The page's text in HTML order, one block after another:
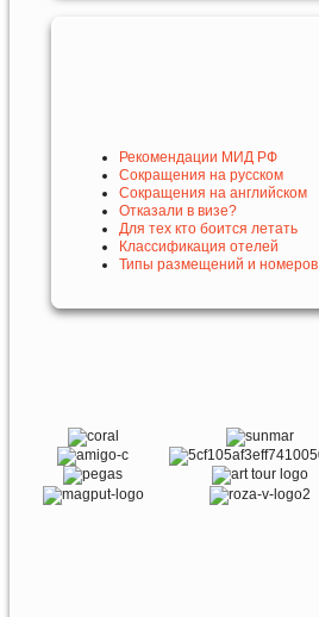
Рекомендации МИД РФ
Сокращения на русском
Сокращения на английском
Отказали в визе?
Для тех кто боится летать
Классификация отелей
Типы размещений и номеров